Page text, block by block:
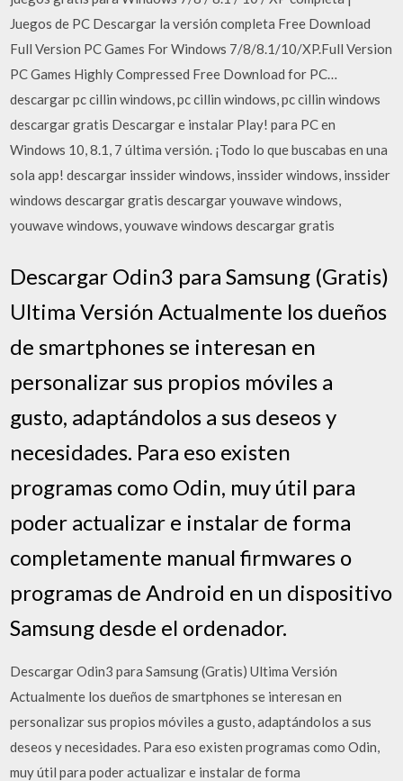
Juegos de PC Descargar la versión completa Free Download
Full Version PC Games For Windows 7/8/8.1/10/XP.Full Version
PC Games Highly Compressed Free Download for PC…
descargar pc cillin windows, pc cillin windows, pc cillin windows
descargar gratis Descargar e instalar Play! para PC en
Windows 10, 8.1, 7 última versión. ¡Todo lo que buscabas en una
sola app! descargar inssider windows, inssider windows, inssider
windows descargar gratis descargar youwave windows,
youwave windows, youwave windows descargar gratis
Descargar Odin3 para Samsung (Gratis)
Ultima Versión Actualmente los dueños
de smartphones se interesan en
personalizar sus propios móviles a
gusto, adaptándolos a sus deseos y
necesidades. Para eso existen
programas como Odin, muy útil para
poder actualizar e instalar de forma
completamente manual firmwares o
programas de Android en un dispositivo
Samsung desde el ordenador.
Descargar Odin3 para Samsung (Gratis) Ultima Versión
Actualmente los dueños de smartphones se interesan en
personalizar sus propios móviles a gusto, adaptándolos a sus
deseos y necesidades. Para eso existen programas como Odin,
muy útil para poder actualizar e instalar de forma